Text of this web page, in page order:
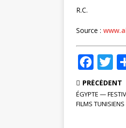
R.C.
Source :
F
a
c
e
T
w
it
PRÉCÉDENT
ÉGYPTE —
FILMS